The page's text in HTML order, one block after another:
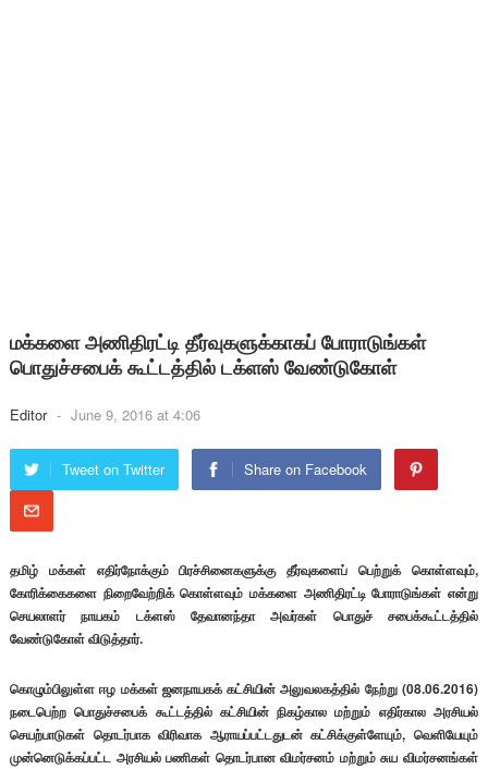
மக்களை அணிதிரட்டி தீர்வுகளுக்காகப் போராடுங்கள்
பொதுச்சபைக் கூட்டத்தில் டக்ளஸ் வேண்டுகோள்
Editor - June 9, 2016 at 4:06
Tweet on Twitter Share on Facebook
தமிழ் மக்கள் எதிர்நோக்கும் பிரச்சினைகளுக்கு தீர்வுகளைப் பெற்றுக் கொள்ளவும்,
கோரிக்கைகளை நிறைவேற்றிக் கொள்ளவும் மக்களை அணிதிரட்டி போராடுங்கள் என்று
செயலாளர் நாயகம் டக்ளஸ் தேவானந்தா அவர்கள் பொதுச் சபைக்கூட்டத்தில்
வேண்டுகோள் விடுத்தார்.
கொழும்பிலுள்ள ஈழ மக்கள் ஜனநாயகக் கட்சியின் அலுவலகத்தில் நேற்று (08.06.2016)
நடைபெற்ற பொதுச்சபைக் கூட்டத்தில் கட்சியின் நிகழ்கால மற்றும் எதிர்கால அரசியல்
செயற்பாடுகள் தொடர்பாக விரிவாக ஆராயப்பட்டதுடன் கட்சிக்குள்ளேயும், வெளியேயும்
முன்னெடுக்கப்பட்ட அரசியல் பணிகள் தொடர்பான விமர்சனம் மற்றும் சுய விமர்சனங்கள்